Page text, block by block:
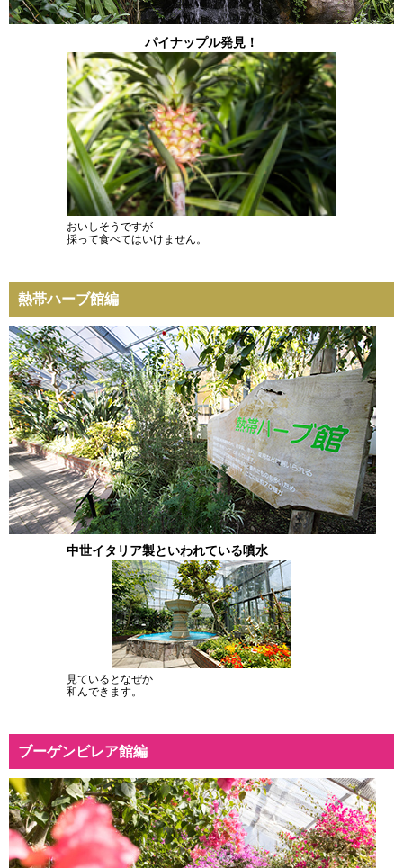
パイナップル発見！
おいしそうですが
採って食べてはいけません。
熱帯ハーブ館編
中世イタリア製といわれている噴水
見ているとなぜか
和んできます。
ブーゲンビレア館編